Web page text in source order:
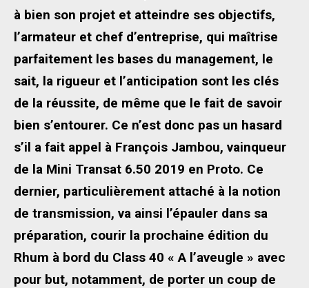
à bien son projet et atteindre ses objectifs,
l’armateur et chef d’entreprise, qui maîtrise
parfaitement les bases du management, le
sait, la rigueur et l’anticipation sont les clés
de la réussite, de même que le fait de savoir
bien s’entourer. Ce n’est donc pas un hasard
s’il a fait appel à François Jambou, vainqueur
de la Mini Transat 6.50 2019 en Proto. Ce
dernier, particulièrement attaché à la notion
de transmission, va ainsi l’épauler dans sa
préparation, courir la prochaine édition du
Rhum à bord du Class 40 « A l’aveugle » avec
pour but, notamment, de porter un coup de